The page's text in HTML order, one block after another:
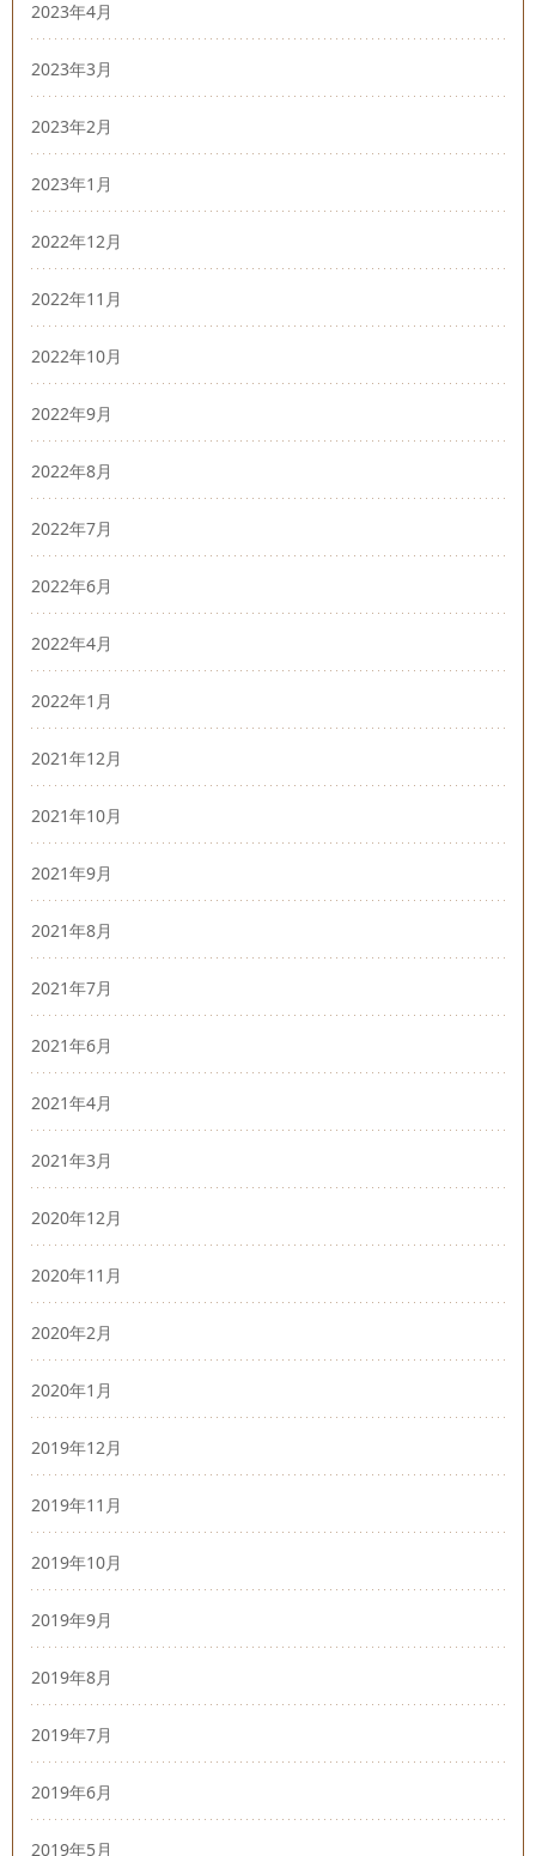
2023年4月
2023年3月
2023年2月
2023年1月
2022年12月
2022年11月
2022年10月
2022年9月
2022年8月
2022年7月
2022年6月
2022年4月
2022年1月
2021年12月
2021年10月
2021年9月
2021年8月
2021年7月
2021年6月
2021年4月
2021年3月
2020年12月
2020年11月
2020年2月
2020年1月
2019年12月
2019年11月
2019年10月
2019年9月
2019年8月
2019年7月
2019年6月
2019年5月